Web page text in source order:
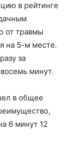
в рейтинге
от травмы
на 5-м месте.
за
минут.
в общее
6 минут 12